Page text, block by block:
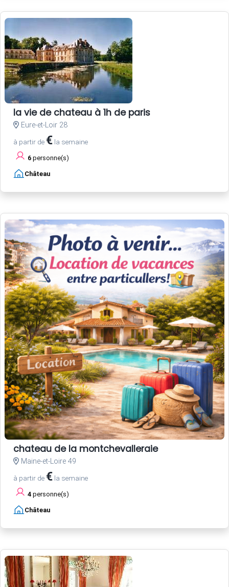
la vie de chateau à 1h de paris
Eure-et-Loir 28
à partir de € la semaine
6 personne(s)
Château
chateau de la montchevalleraie
Maine-et-Loire 49
à partir de € la semaine
4 personne(s)
Château